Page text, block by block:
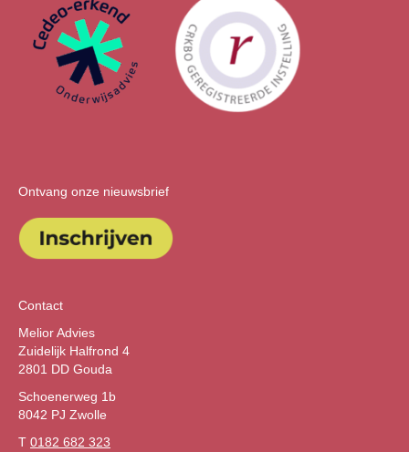
Ontvang onze nieuwsbrief
Contact
Melior Advies
Zuidelijk Halfrond 4
2801 DD Gouda
Schoenerweg 1b
8042 PJ Zwolle
T 0182 682 323